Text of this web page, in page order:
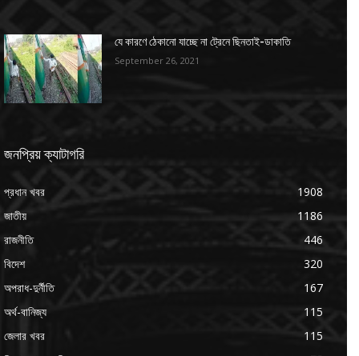
যে কারণে ঠেকানো যাচ্ছে না ট্রেনে ছিনতাই-ডাকাতি
September 26, 2021
জনপ্রিয় ক্যাটাগরি
প্রধান খবর
1908
জাতীয়
1186
রাজনীতি
446
বিদেশ
320
অপরাধ-দুর্নীতি
167
অর্থ-বানিজ্য
115
জেলার খবর
115